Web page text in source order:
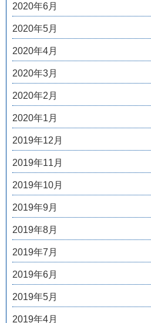
2020年6月
2020年5月
2020年4月
2020年3月
2020年2月
2020年1月
2019年12月
2019年11月
2019年10月
2019年9月
2019年8月
2019年7月
2019年6月
2019年5月
2019年4月